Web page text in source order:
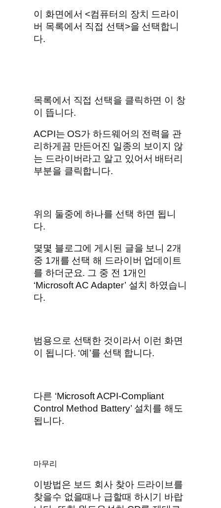
이 화면에서 <컴퓨터의 장치 드라이
버 목록에서 직접 선택>을 선택합니
다.
목록에서 직접 선택을 클릭하면 이 창
이 뜹니다.
ACPI는 OS가 하드웨어의 전력을 관
리하게끔 만든어진 일종의 보이지 않
는 드라이버라고 알고 있어서 배터리
부분을 클릭합니다.
위의 둘중에 하나를 선택 하면 됩니
다.
몇몇 블로그에 게시된 글을 보니 2개
중 1개를 선택 해 드라이버 업데이트
를 하더군요. 그 중 전 1개인
‘Microsoft AC Adapter’ 설치 하였습니
다.
범용으로 선택한 것이라서 이런 화면
이 됩니다. ‘예’를 선택 합니다.
다른 ‘Microsoft ACPI-Compliant
Control Method Battery’ 설치를 해도
됩니다.
마무리
이방법은 보드 회사 찾아 드라이브를
찾을수 없을때나 급할때 하시기 바랍